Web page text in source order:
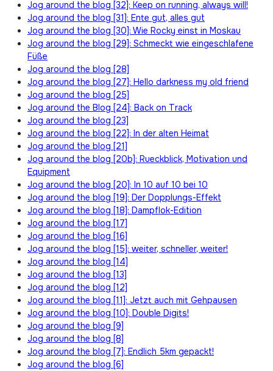
Jog around the blog [32]: Keep on running, always will!
Jog around the blog [31]: Ente gut, alles gut
Jog around the blog [30]: Wie Rocky einst in Moskau
Jog around the blog [29]: Schmeckt wie eingeschlafene
Füße
Jog around the blog [28]
Jog around the blog [27]: Hello darkness my old friend
Jog around the blog [25]
Jog around the Blog [24]: Back on Track
Jog around the blog [23]
Jog around the blog [22]: In der alten Heimat
Jog around the blog [21]
Jog around the blog [20b]: Rueckblick, Motivation und
Equipment
Jog around the blog [20]: In 10 auf 10 bei 10
Jog around the blog [19]: Der Dopplungs-Effekt
Jog around the blog [18]: Dampflok-Edition
Jog around the blog [17]
Jog around the blog [16]
Jog around the blog [15]: weiter, schneller, weiter!
Jog around the blog [14]
Jog around the blog [13]
Jog around the blog [12]
Jog around the blog [11]: Jetzt auch mit Gehpausen
Jog around the blog [10]: Double Digits!
Jog around the blog [9]
Jog around the blog [8]
Jog around the blog [7]: Endlich 5km gepackt!
Jog around the blog [6]